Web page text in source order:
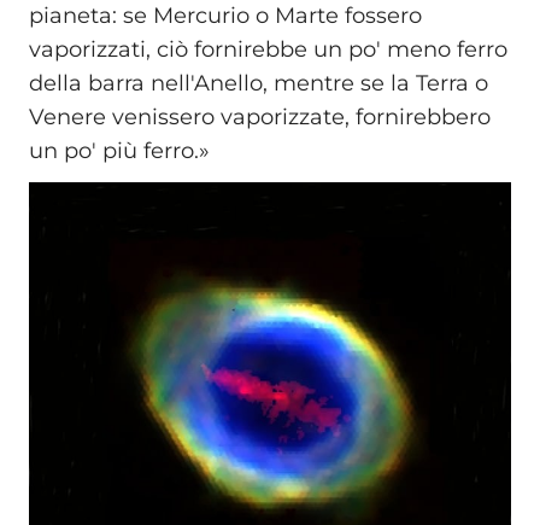
pianeta: se Mercurio o Marte fossero
vaporizzati, ciò fornirebbe un po' meno ferro
della barra nell'Anello, mentre se la Terra o
Venere venissero vaporizzate, fornirebbero
un po' più ferro.»